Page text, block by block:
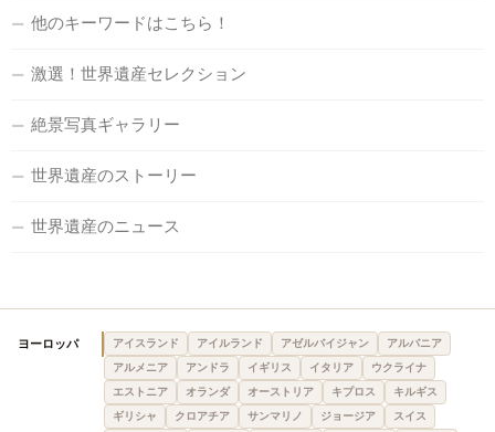
他のキーワードはこちら！
激選！世界遺産セレクション
絶景写真ギャラリー
世界遺産のストーリー
世界遺産のニュース
ヨーロッパ アイスランド アイルランド アゼルバイジャン
アルバニア
アルメニア
アンドラ イギリス イタリア
ウクライナ
エストニア
オランダ オーストリア キプロス
キルギス
ギリシャ
クロアチア サンマリノ ジョージア
スイス